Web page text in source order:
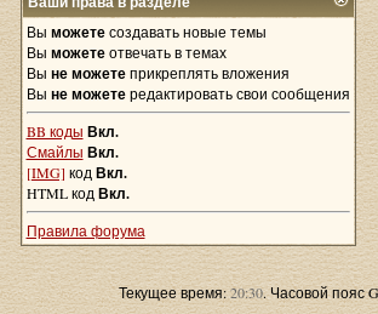
Вы можетесоздавать новые темы
Вы можетеотвечать в темах
Вы не можетеприкреплять вложения
Вы не можетередактировать свои сообщения
BB коды Вкл.
Смайлы Вкл.
[IMG] код Вкл.
HTML код Вкл.
Правила форума
Текущее время:20:30. Часовой пояс